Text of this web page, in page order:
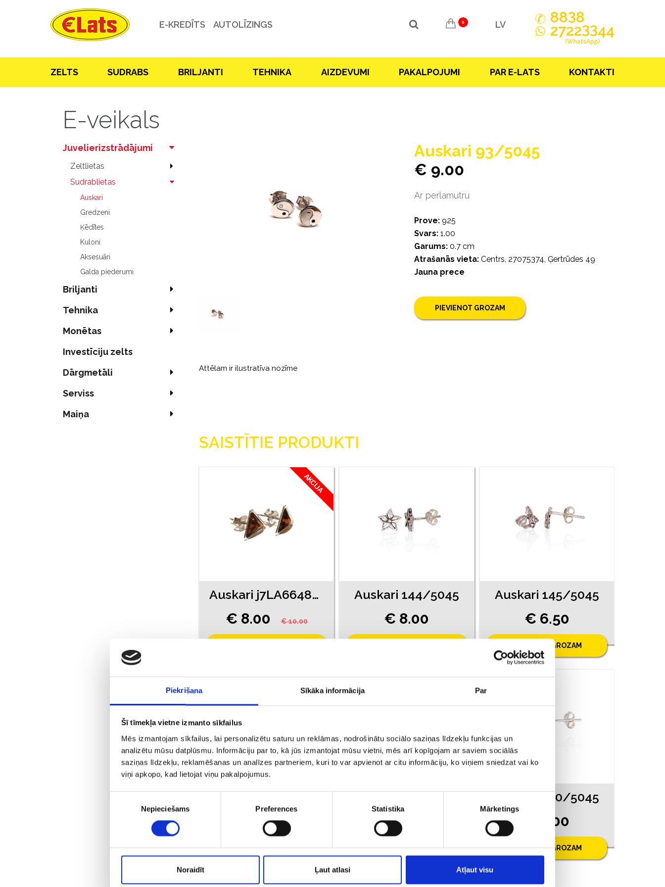
Piekrišana Sīkāka informācija Par
Šī tīmekļa vietne izmanto sīkfailus
Mēs izmantojam sīkfailus, lai personalizētu saturu un reklāmas, nodrošinātu sociālo saziņas līdzekļu funkcijas un
analizētu mūsu datplūsmu. Informāciju par to, kā jūs izmantojat mūsu vietni, mēs arī kopīgojam ar saviem sociālās
saziņas līdzekļu, reklamēšanas un analīzes partneriem, kuri to var apvienot ar citu informāciju, ko viņiem sniedzat vai ko
viņi apkopo, kad lietojat viņu pakalpojumus.
Nepieciešams Preferences Statistika Mārketings
Noraidīt Ļaut atlasi Atļaut visu
E-KREDĪTS AUTOLĪZINGS 0 LV 8838
27223344
(WhatsApp)
ZELTS SUDRABS BRILJANTI TEHNIKA AIZDEVUMI PAKALPOJUMI PAR E-LATS KONTAKTI
E-veikals
Juvelierizstrādājumi
Zeltlietas
Sudrablietas
Auskari
Gredzeni
Ķēdītes
Kuloni
Aksesuāri
Galda piederumi
Briljanti
Tehnika
Monētas
Investīciju zelts
Dārgmetāli
Serviss
Maiņa
Attēlam ir ilustratīva nozīme
Auskari 93/5045
€ 9.00
Ar perlamutru
Prove: 925
Svars: 1.00
Garums: 0.7 cm
Atrašanās vieta: Centrs, 27075374, Ģertrūdes 49
Jauna prece
PIEVIENOT GROZAM
SAISTĪTIE PRODUKTI
AKCIJA
Auskari j7LA6648-81
€ 8.00€ 10.00
Auskari 144/5045
€ 8.00
Auskari 145/5045
€ 6.50
PIEVIENOT GROZAM
€ 7.50
PIEVIENOT GROZAM
€ 5.50
PIEVIENOT GROZAM
Auskari 150/5045
€ 5.00
PIEVIENOT GROZAM